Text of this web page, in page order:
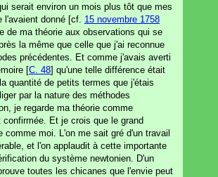
serait environ un mois plus tôt que mes
l'avaient donné [cf. 15 novembre 1758
de ma théorie aux observations qui se
la même que celle que j'ai reconnue
précédentes. Et comme j'avais averti
[C. 48] qu'une telle différence était
quantité de petits termes que j'étais
par la nature des méthodes
je regarde ma théorie comme
Et je crois que le grand
comme moi. L'on me sait gré d'un travail
et l'on applaudit à cette importante
du système newtonien. D'un
toutes les chicanes que l'envie peut